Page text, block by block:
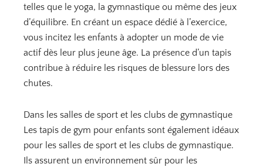
telles que le yoga, la gymnastique ou même des jeux
d’équilibre. En créant un espace dédié à l’exercice,
vous incitez les enfants à adopter un mode de vie
actif dès leur plus jeune âge. La présence d’un tapis
contribue à réduire les risques de blessure lors des
chutes.
Dans les salles de sport et les clubs de gymnastique
Les tapis de gym pour enfants sont également idéaux
pour les salles de sport et les clubs de gymnastique.
Ils assurent un environnement sûr pour les